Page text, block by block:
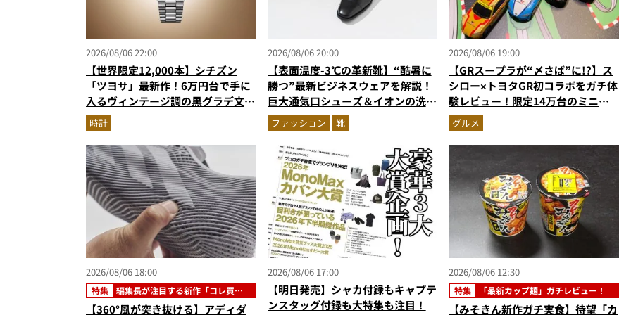
2026/08/06 22:00
【世界限定12,000本】シチズン
「ツヨサ」最新作！6万円台で手に
入るヴィンテージ調の黒グラデ文字
盤が男心をくすぐる
時計
2026/08/06 20:00
【表面温度-3℃の革新靴】“酷暑に
勝つ”最新ビジネスウェアを解説！
巨大通気口シューズ＆イオンの洗え
る1万円台セットアップほか
ファッション 靴
2026/08/06 19:00
【GRスープラが“〆さば”に!?】ス
シロー×トヨタGR初コラボをガチ体
験レビュー！限定14万台のミニカ
ー＆体験型演出に大人も子供も大興
奮間違いなし
グルメ
2026/08/06 18:00
特集
編集長が注目する新作「コレ買い
です」
【360°風が突き抜ける】アディダ
2026/08/06 17:00
【明日発売】シャカ付録もキャプテ
ンスタッグ付録も大特集も注目！
2026/08/06 12:30
特集 「最新カップ麺」ガチレビュー！
【みそきん新作ガチ実食】待望「カ